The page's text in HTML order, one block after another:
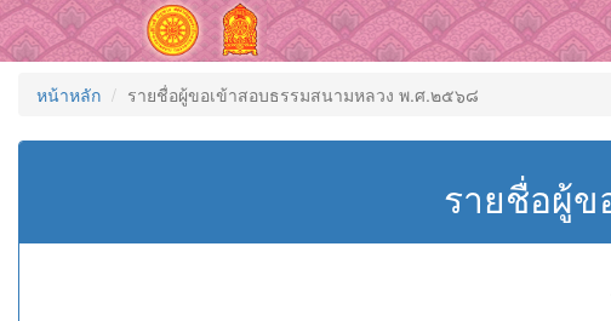
หน้าหลัก รายชื่อผู้ขอเข้าสอบธรรมสนามหลวง พ.ศ.๒๕๖๘
รายชื่อผู้